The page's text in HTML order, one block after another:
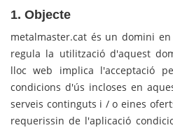
1. Objecte
metalmaster.cat és un domini
regula la utilització d'aquest
lloc web implica l'acceptació
condicions d'ús incloses en
serveis continguts i / o eines
requerissin de l'aplicació